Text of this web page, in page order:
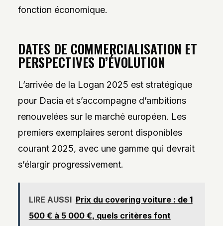
fonction économique.
DATES DE COMMERCIALISATION ET
PERSPECTIVES D’ÉVOLUTION
L’arrivée de la Logan 2025 est stratégique
pour Dacia et s’accompagne d’ambitions
renouvelées sur le marché européen. Les
premiers exemplaires seront disponibles
courant 2025, avec une gamme qui devrait
s’élargir progressivement.
LIRE AUSSI Prix du covering voiture : de 1
500 € à 5 000 €, quels critères font